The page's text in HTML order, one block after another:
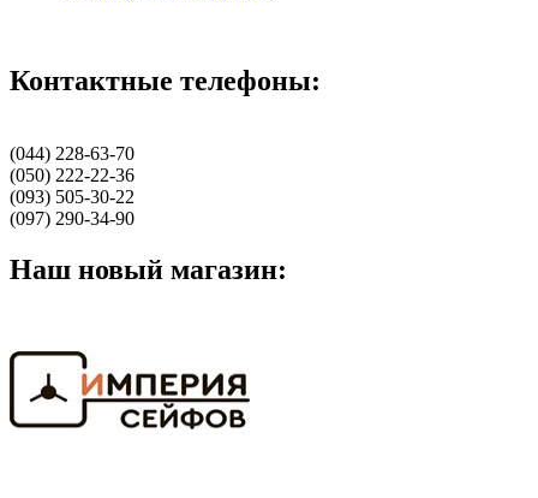
Контактные телефоны:
(044) 228-63-70
(050) 222-22-36
(093) 505-30-22
(097) 290-34-90
Наш новый магазин: